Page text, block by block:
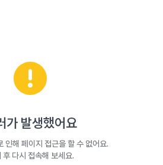
가 발생했어요
인해 페이지 접근을 할 수 없어요.
후 다시 접속해 보세요.